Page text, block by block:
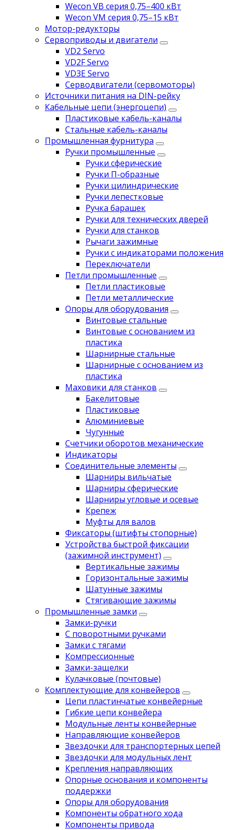
Wecon VB серия 0,75–400 кВт
Wecon VM серия 0,75–15 кВт
Мотор-редукторы
Сервоприводы и двигатели
VD2 Servo
VD2F Servo
VD3E Servo
Серводвигатели (сервомоторы)
Источники питания на DIN-рейку
Кабельные цепи (энергоцепи)
Пластиковые кабель-каналы
Стальные кабель-каналы
Промышленная фурнитура
Ручки промышленные
Ручки сферические
Ручки П-образные
Ручки цилиндрические
Ручки лепестковые
Ручка барашек
Ручки для технических дверей
Ручки для станков
Рычаги зажимные
Ручки с индикаторами положения
Переключатели
Петли промышленные
Петли пластиковые
Петли металлические
Опоры для оборудования
Винтовые стальные
Винтовые с основанием из
пластика
Шарнирные стальные
Шарнирные с основанием из
пластика
Маховики для станков
Бакелитовые
Пластиковые
Алюминиевые
Чугунные
Счетчики оборотов механические
Индикаторы
Соединительные элементы
Шарниры вильчатые
Шарниры сферические
Шарниры угловые и осевые
Крепеж
Муфты для валов
Фиксаторы (штифты стопорные)
Устройства быстрой фиксации
(зажимной инструмент)
Вертикальные зажимы
Горизонтальные зажимы
Шатунные зажимы
Стягивающие зажимы
Промышленные замки
Замки-ручки
С поворотными ручками
Замки с тягами
Компрессионные
Замки-защелки
Кулачковые (почтовые)
Комплектующие для конвейеров
Цепи пластинчатые конвейерные
Гибкие цепи конвейера
Модульные ленты конвейерные
Направляющие конвейеров
Звездочки для транспортерных цепей
Звездочки для модульных лент
Крепления направляющих
Опорные основания и компоненты
поддержки
Опоры для оборудования
Компоненты обратного хода
Компоненты привода